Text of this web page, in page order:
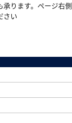
ります。ページ右側
さい